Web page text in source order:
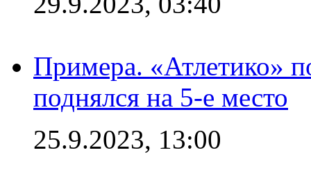
Примера. «Атлетико»
поднялся на 5-е место
25.9.2023, 13:00